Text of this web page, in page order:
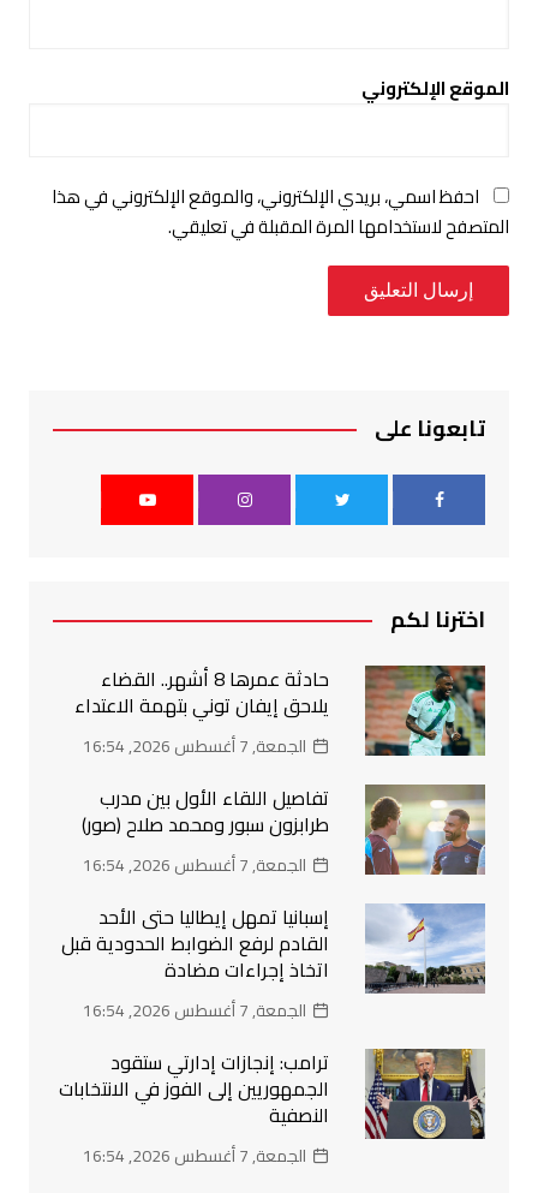
الموقع الإلكتروني
احفظ اسمي، بريدي الإلكتروني، والموقع الإلكتروني في هذا
المتصفح لاستخدامها المرة المقبلة في تعليقي.
تابعونا على
اخترنا لكم
حادثة عمرها 8 أشهر.. القضاء
يلاحق إيفان توني بتهمة الاعتداء
الجمعة, 7 أغسطس 2026, 16:54
تفاصيل اللقاء الأول بين مدرب
طرابزون سبور ومحمد صلاح (صور)
الجمعة, 7 أغسطس 2026, 16:54
إسبانيا تمهل إيطاليا حتى الأحد
القادم لرفع الضوابط الحدودية قبل
اتخاذ إجراءات مضادة
الجمعة, 7 أغسطس 2026, 16:54
ترامب: إنجازات إدارتي ستقود
الجمهوريين إلى الفوز في الانتخابات
النصفية
الجمعة, 7 أغسطس 2026, 16:54